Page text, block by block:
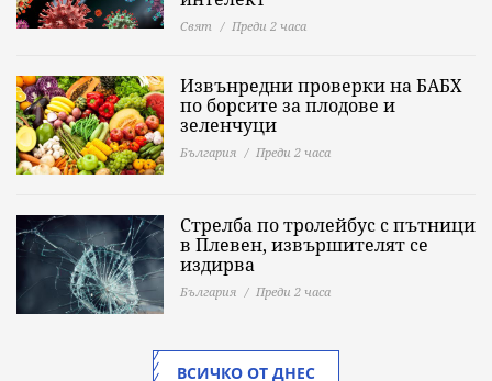
Свят Преди 2 часа
Извънредни проверки на БАБХ
по борсите за плодове и
зеленчуци
България Преди 2 часа
Стрелба по тролейбус с пътници
в Плевен, извършителят се
издирва
България Преди 2 часа
ВСИЧКО ОТ ДНЕС